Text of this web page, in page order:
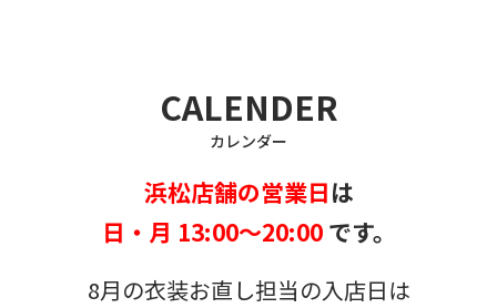
CALENDER
カレンダー
浜松店舗の営業日は
日・月 13:00～20:00 です。
8月の衣装お直し担当の入店日は